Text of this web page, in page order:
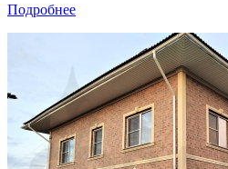
Подробнее